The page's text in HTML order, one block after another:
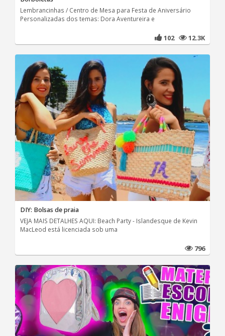
Lembrancinhas / Centro de Mesa para Festa de Aniversário
Personalizadas dos temas: Dora Aventureira e
102 12.3K
DIY: Bolsas de praia
VEJA MAIS DETALHES AQUI: Beach Party - Islandesque de Kevin
MacLeod está licenciada sob uma
796